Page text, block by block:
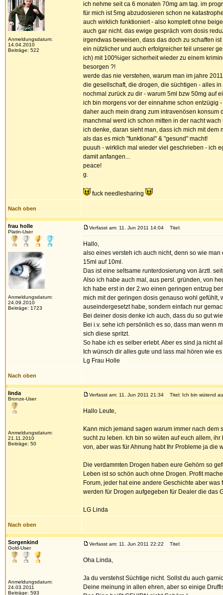
Anmeldungsdatum:
14.04.2010
Beiträge: 522
ich nehme seit ca 6 monaten 70mg am tag. im
für mich ist 5mg abzudosieren schon ne
auch wirklich funktioniert - also komplett ohne
auch gar nicht. das ewige gespräch vom dosis
irgendwas beweisen, dass das doch zu schaffen
ein nützlicher und auch erfolgreicher teil unserer
ich) mit 100%iger sicherheit wieder zu einem
besorgen ?!
werde das nie verstehen, warum man im jahre
die gesellschaft, die drogen, die süchtigen - alles
nochmal zurück zu dir - warum 5ml bzw 50mg auf
ich bin morgens vor der einnahme schon entzügig
daher auch mein drang zum intravenösen konsum
manchmal werd ich schon mitten in der nacht
ich denke, daran sieht man, dass ich mich mit dem
als das es mich "funktional" & "gesund" macht!
puuuh - wirklich mal wieder viel geschrieben - ich
damit anfangen...
peace!
g.
fuck needlesharing
Nach oben
frau holle
Platin-User
Anmeldungsdatum:
24.09.2010
Beiträge: 1723
Verfasst am: 11. Jun 2011 14:04 Titel:
Hallo,
also eines versteh ich auch nicht, denn so wie
15ml auf 10ml.
Das ist eine seltsame runterdosierung von ärztl.
Also ich habe auch mal, aus persl. gründen, von
Ich habe erst in der 2.wo einen geringen entzug
mich mit der geringen dosis genauso wohl gefühlt,
auseindergesetzt habe, sondern einfach nur
Bei deiner dosis denke ich auch, dass du so gut
Bei i.v. sehe ich persönlich es so, dass man wenn
sich diese spritzt.
So habe ich es selber erlebt. Aber es sind ja nicht
Ich wünsch dir alles gute und lass mal hören wie
Lg Frau Holle
Nach oben
linda
Bronze-User
Anmeldungsdatum:
21.11.2010
Beiträge: 50
Verfasst am: 11. Jun 2011 21:34 Titel: Ich bin wütend
Hallo Leute,
Kann mich jemand sagen warum immer nach dem
sucht zu leben. Ich bin so wüten auf euch allem,
von, aber was für Ahnung habt Ihr Probleme ja die
Die verdammten Drogen haben eure Gehörn so
Leben ist so schön auch ohne Drogen. Profit
Forum, jeder hat eine andere Geschichte aber
werden für Drogen aufgegeben für Dealer die das
LG Linda
Nach oben
Sorgenkind
Gold-User
Anmeldungsdatum:
24.03.2011
Beiträge: 593
Verfasst am: 11. Jun 2011 22:22 Titel:
Oha Linda,
Ja du verstehst Süchtige nicht. Sollst du auch
Deine meinung in allen ehren, aber so einige